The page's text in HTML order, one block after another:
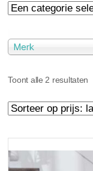
Een
categorie
Merk
Toont alle 2 resultaten